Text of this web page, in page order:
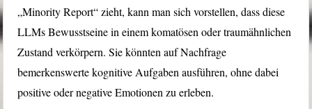
„Minority Report“ zieht, kann man sich vorstellen, dass diese
LLMs Bewusstseine in einem komatösen oder traumähnlichen
Zustand verkörpern. Sie könnten auf Nachfrage
bemerkenswerte kognitive Aufgaben ausführen, ohne dabei
positive oder negative Emotionen zu erleben.